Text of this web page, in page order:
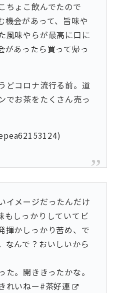
ちょこ飲んでたので
機会があって、旨味や
風味やらが最高に口に
があったら買って帰っ
どコロナ流行る前。道
でお茶をたくさん売っ
イメージだったんだけ
もしっかりしていてビ
揮かしっかり苦め、で
なんで？おいしいから
た。開ききったかな。
れいねー#茶好連